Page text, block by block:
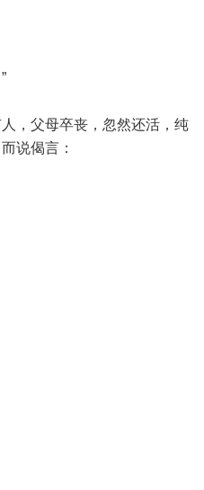
，父母卒丧，忽然还活，纯
说偈言：